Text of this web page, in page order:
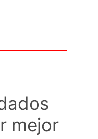
mejor